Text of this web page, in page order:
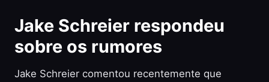
Jake Schreier respondeu
sobre os rumores
Jake Schreier comentou recentemente que